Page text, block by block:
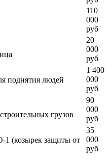
110
000
руб
20
000
руб
поднятия людей
1 400
000
руб
грузов
90
000
руб
1 (козырек защиты от
35
000
руб